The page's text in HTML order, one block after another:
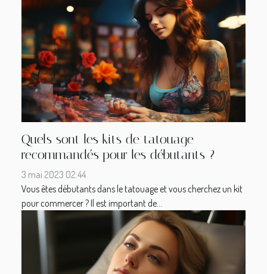
Quels sont les kits de tatouage
recommandés pour les débutants ?
3 mai 2023 02:44
Vous êtes débutants dans le tatouage et vous cherchez un kit
pour commercer ? Il est important de...